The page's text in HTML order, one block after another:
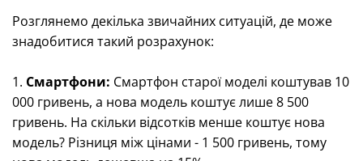
Розглянемо декілька звичайних ситуацій, де може
знадобитися такий розрахунок:
1. Смартфони: Смартфон старої моделі коштував 10
000 гривень, а нова модель коштує лише 8 500
гривень. На скільки відсотків менше коштує нова
модель? Різниця між цінами - 1 500 гривень, тому